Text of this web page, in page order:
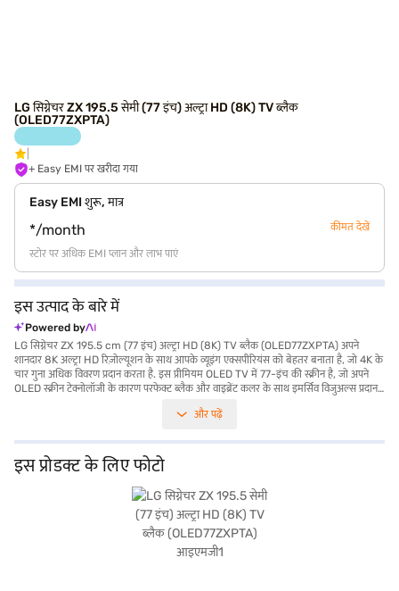
LG सिग्नेचर ZX 195.5 सेमी (77 इंच) अल्ट्रा HD (8K) TV ब्लैक
(OLED77ZXPTA)
+ Easy EMI पर खरीदा गया
Easy EMI शुरू, मात्र
*/month कीमत देखें
स्टोर पर अधिक EMI प्लान और लाभ पाएं
इस उत्पाद के बारे में
Powered by
LG सिग्नेचर ZX 195.5 cm (77 इंच) अल्ट्रा HD (8K) TV ब्लैक (OLED77ZXPTA) अपने
शानदार 8K अल्ट्रा HD रिज़ोल्यूशन के साथ आपके व्यूइंग एक्सपीरियंस को बेहतर बनाता है, जो 4K के
चार गुना अधिक विवरण प्रदान करता है. इस प्रीमियम OLED TV में 77-इंच की स्क्रीन है, जो अपने
OLED स्क्रीन टेक्नोलॉजी के कारण परफेक्ट ब्लैक और वाइब्रेंट कलर के साथ इमर्सिव विजुअल्स प्रदान
पिक्चर क्वॉलिटी मिलती रहे. 4.2 चैनल स्पीकर सिस्टम और वेब OS स्मार्ट TV प्लेटफॉर्म से लैस, यह
भी लिविंग स्पेस को बेहतर बनाता है, जिससे यह आपके घर में स्टाइलिश बन जाता है. पैकेज में LED
TV यूनिट, रिमोट और वारंटी कार्ड के साथ यूज़र मैनुअल शामिल हैं. यह LG 8K TV उन लोगों के लिए
डिज़ाइन किया गया है जो पिक्चर क्वॉलिटी और स्मार्ट फंक्शनलिटी की सर्वश्रेष्ठ मांग करते हैं. खरीदारी
करने के लिए बजाज फाइनेंस पर विकल्पों के बारे में जानें या पार्टनर स्टोर पर जाएं और Easy
और पढ़ें
इस प्रोडक्ट के लिए फोटो